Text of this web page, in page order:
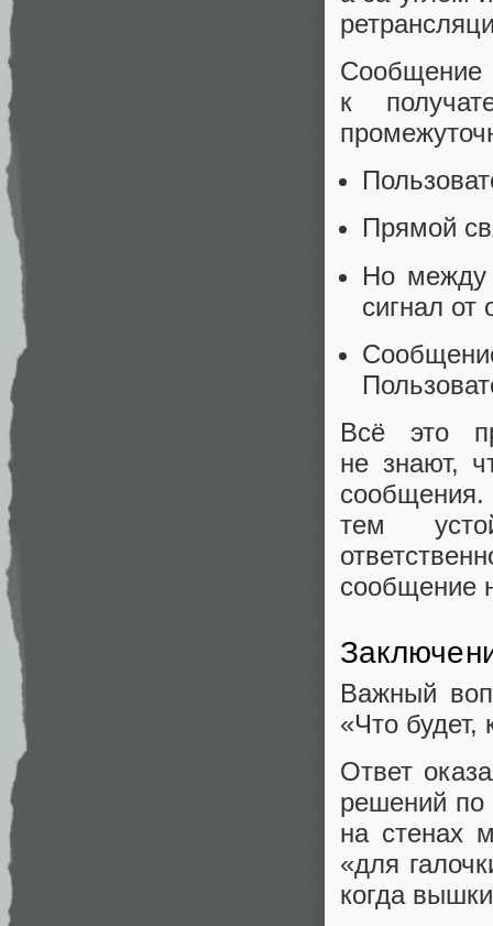
Сообщение
к
Прямой
Но между
сигнал от
Всё это
не знают,
тем
сообщение
Важный
«Что будет,
Ответ
решений по
на стенах
«для
когда